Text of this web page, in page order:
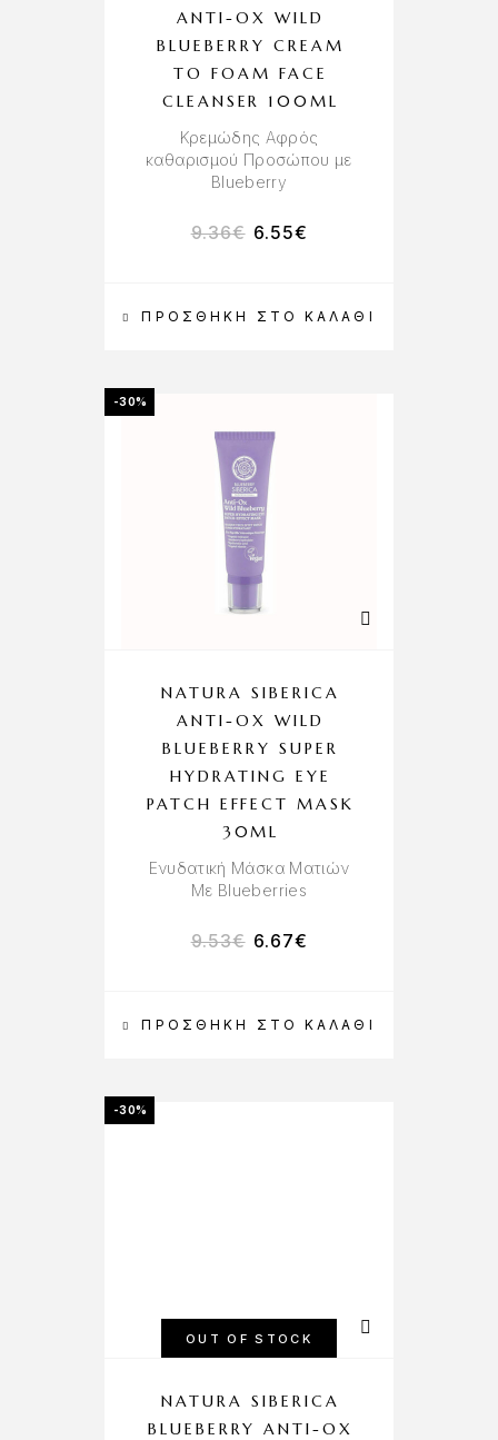
ΠΡΟΣΘΉΚΗ ΣΤΟ ΚΑΛΆΘΙ
ANTI-OX WILD
BLUEBERRY CREAM
TO FOAM FACE
CLEANSER 100ML
Κρεμώδης Αφρός
καθαρισμού Προσώπου με
Βlueberry
9.36€ 6.55€
-30%
ΠΡΟΣΘΉΚΗ ΣΤΟ ΚΑΛΆΘΙ
NATURA SIBERICA
ANTI-OX WILD
BLUEBERRY SUPER
HYDRATING EYE
PATCH EFFECT MASK
30ML
Ενυδατική Μάσκα Ματιών
Με Blueberries
9.53€ 6.67€
-30%
OUT OF STOCK
NATURA SIBERICA
BLUEBERRY ANTI-OX